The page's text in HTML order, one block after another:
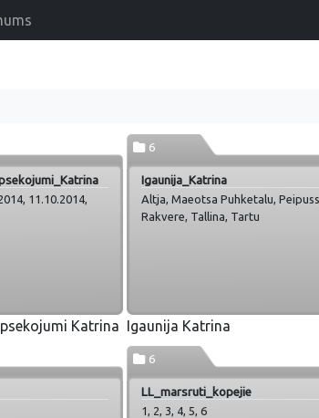
11.10.2014,
Katrina
6
Igaunija_Katrina
Altja, Maeotsa Puhketalu,
Rakvere, Tallina, Tartu
Igaunija Katrina
6
LL_marsruti_kopejie
1, 2, 3, 4, 5, 6